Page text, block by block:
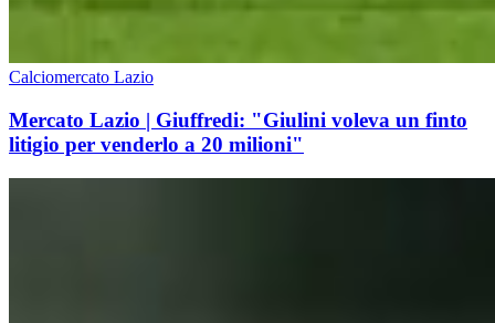
Calciomercato Lazio
Mercato Lazio | Giuffredi: "Giulini voleva un finto
litigio per venderlo a 20 milioni"